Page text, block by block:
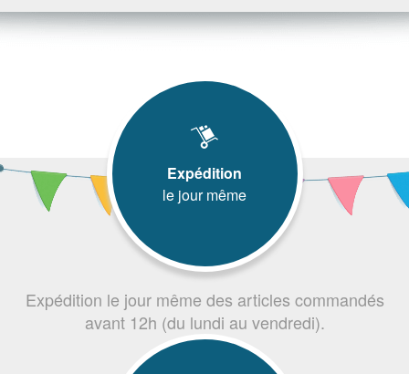
Expédition
le jour même
Expédition le jour même des articles commandés
avant 12h (du lundi au vendredi).